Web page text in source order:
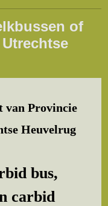
of
Provincie
Heuvelrug
bus,
carbid